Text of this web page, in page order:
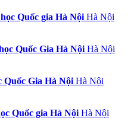
Quốc gia Hà Nội Hà Nội
Quốc Gia Hà Nội Hà Nội
Gia Hà Nội Hà Nội
Quốc gia Hà Nội Hà Nội